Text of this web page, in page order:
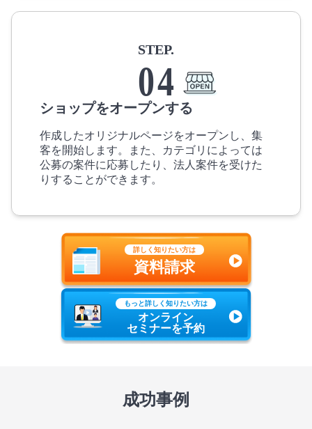
STEP.
04
ショップをオープンする
作成したオリジナルページをオープンし、集
客を開始します。また、カテゴリによっては
公募の案件に応募したり、法人案件を受けた
りすることができます。
詳しく知りたい方は
資料請求
もっと詳しく知りたい方は
オンライン
セミナーを予約
成功事例